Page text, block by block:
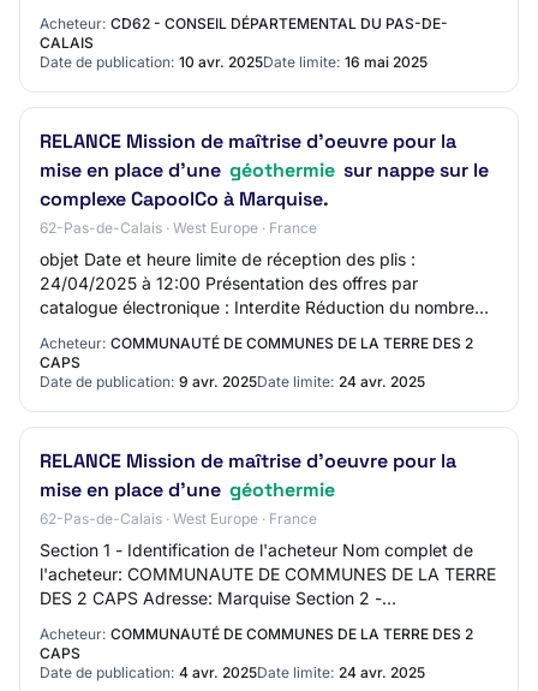
hors TVA : 191 723,00 euros Durée du marché :…
Acheteur: CD62 - CONSEIL DÉPARTEMENTAL DU PAS-DE-
CALAIS
Date de publication: 10 avr. 2025Date limite: 16 mai 2025
RELANCE Mission de maîtrise d'oeuvre pour la
mise en place d'une géothermie sur nappe sur le
complexe CapoolCo à Marquise.
62-Pas-de-Calais · West Europe · France
objet Date et heure limite de réception des plis :
24/04/2025 à 12:00 Présentation des offres par
catalogue électronique : Interdite Réduction du nombre
de candidats : Non Possibilité d'attribution s…
Acheteur: COMMUNAUTÉ DE COMMUNES DE LA TERRE DES 2
CAPS
Date de publication: 9 avr. 2025Date limite: 24 avr. 2025
RELANCE Mission de maîtrise d'oeuvre pour la
mise en place d'une géothermie
62-Pas-de-Calais · West Europe · France
Section 1 - Identification de l'acheteur Nom complet de
l'acheteur: COMMUNAUTE DE COMMUNES DE LA TERRE
DES 2 CAPS Adresse: Marquise Section 2 -
Communication Nom du contact: DUCLOY Jennifer
Adresse m…
Acheteur: COMMUNAUTÉ DE COMMUNES DE LA TERRE DES 2
CAPS
Date de publication: 4 avr. 2025Date limite: 24 avr. 2025